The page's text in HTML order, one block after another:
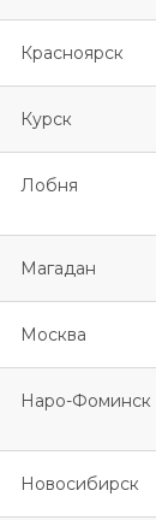
Красноярск
Курск
Лобня
Магадан
Москва
Наро-Фоминск
Новосибирск